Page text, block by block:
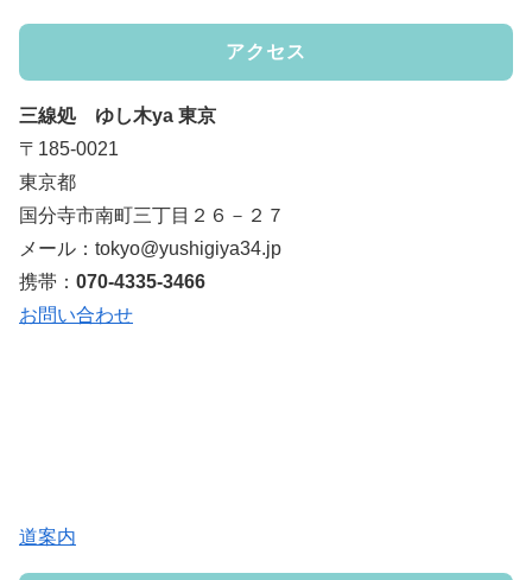
アクセス
三線処 ゆし木ya 東京
〒185-0021
東京都
国分寺市南町三丁目２６－２７
メール：tokyo@yushigiya34.jp
携帯： 070-4335-3466
お問い合わせ
道案内